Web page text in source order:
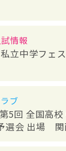
情報
立中学フェ
ブ
回 全国高校
選会 出場 関